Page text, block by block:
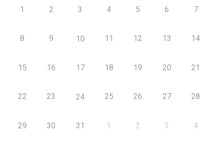
1 2 3 4 5 6 7
8 9 10 11 12 13 14
15 16 17 18 19 20 21
22 23 24 25 26 27 28
29 30 31 1 2 3 4